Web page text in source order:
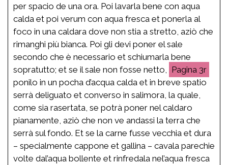
per spacio de una ora. Poi lavarla bene con aqua
calda et poi verum con aqua fresca et ponerla al
foco in una caldara dove non stia a stretto, aziò che
rimanghi più bianca. Poi gli devi poner el sale
secondo che è necessario et schiumarla bene
sopratutto; et se il sale non fosse netto,
3r
ponilo in un pocha d’acqua calda et in breve spatio
serrà deliguato et converso in salimora, la quale,
come sia rasertata, se potrà poner nel caldaro
pianamente, aziò che non ve andassi la terra che
serrà sul fondo. Et se la carne fusse vecchia et dura
– specialmente cappone et gallina – cavala parechie
volte dal’aqua bollente et rinfredala nel’aqua fresca